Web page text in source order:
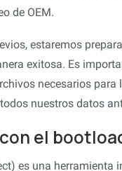
de OEM.
estaremos
exitosa. Es
necesarios
nuestros datos
el
es una